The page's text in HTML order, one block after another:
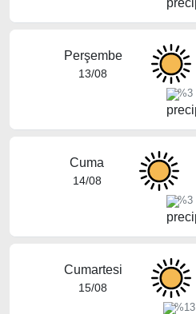
Perşembe
13/08
%3
Cuma
14/08
%3
Cumartesi
15/08
%13